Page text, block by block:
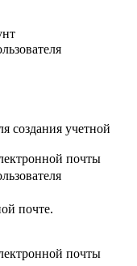
создания учетной
почты
почте.
почты